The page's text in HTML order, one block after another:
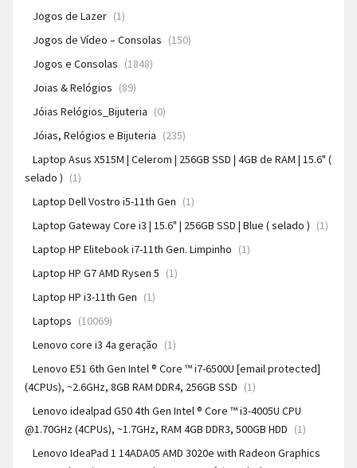
Jogos de Lazer (1)
Jogos de Vídeo – Consolas (150)
Jogos e Consolas (1848)
Joias & Relógios (89)
Jóias Relógios_Bijuteria (0)
Jóias, Relógios e Bijuteria (235)
Laptop Asus X515M | Celerom | 256GB SSD | 4GB de RAM | 15.6" (
selado ) (1)
Laptop Dell Vostro i5-11th Gen (1)
Laptop Gateway Core i3 | 15.6" | 256GB SSD | Blue ( selado ) (1)
Laptop HP Elitebook i7-11th Gen. Limpinho (1)
Laptop HP G7 AMD Rysen 5 (1)
Laptop HP i3-11th Gen (1)
Laptops (10069)
Lenovo core i3 4a geração (1)
Lenovo E51 6th Gen Intel ® Core ™ i7-6500U [email protected]
(4CPUs), ~2.6GHz, 8GB RAM DDR4, 256GB SSD (1)
Lenovo idealpad G50 4th Gen Intel ® Core ™ i3-4005U CPU
@1.70GHz (4CPUs), ~1.7GHz, RAM 4GB DDR3, 500GB HDD (1)
Lenovo IdeaPad 1 14ADA05 AMD 3020e with Radeon Graphics